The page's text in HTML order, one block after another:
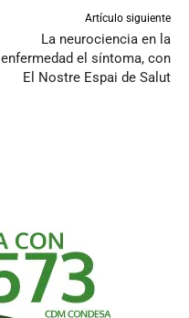
Artículo siguiente
La neurociencia en la
enfermedad el síntoma, con
El Nostre Espai de Salut